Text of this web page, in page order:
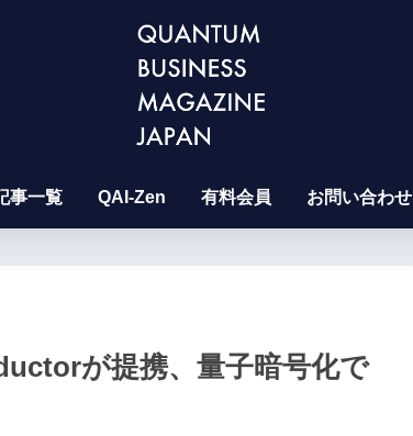
事一覧 QAI-Zen 有料会員 お問い合わせ
が提携、量子暗号化で